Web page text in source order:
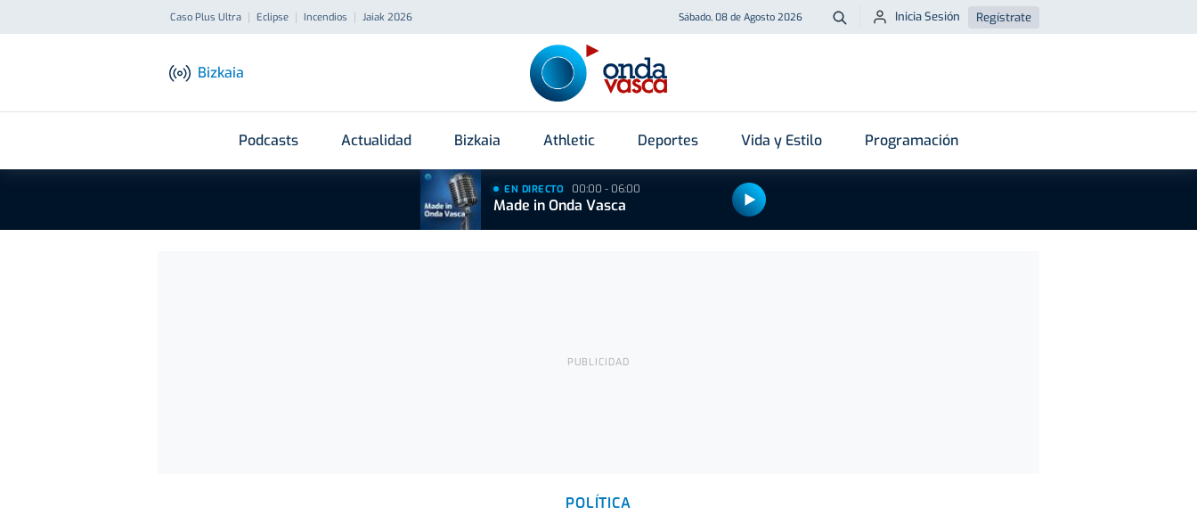
Caso Plus Ultra Eclipse Incendios Jaiak 2026 Sábado, 08 de Agosto 2026 Buscar
Inicia Sesión Regístrate
Bizkaia
Podcasts Actualidad Bizkaia Athletic Deportes Vida y Estilo Programación
EN DIRECTO 00:00 - 06:00
Made in Onda Vasca
POLÍTICA